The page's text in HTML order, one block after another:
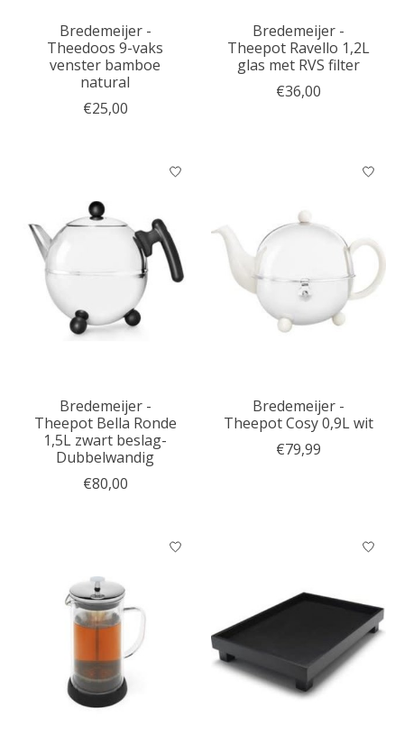
Bredemeijer -
Theedoos 9-vaks
venster bamboe
natural
€25,00
Bredemeijer -
Theepot Ravello 1,2L
glas met RVS filter
€36,00
Bredemeijer -
Theepot Bella Ronde
1,5L zwart beslag-
Dubbelwandig
€80,00
Bredemeijer -
Theepot Cosy 0,9L wit
€79,99